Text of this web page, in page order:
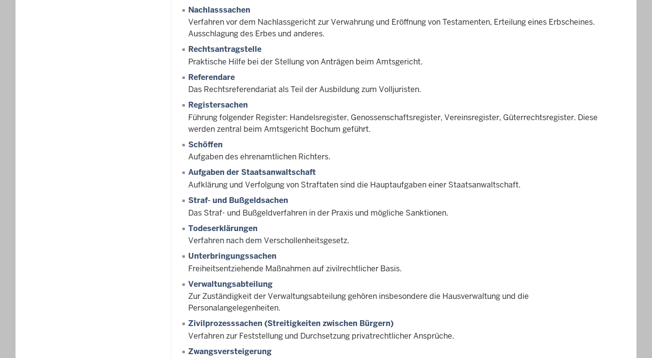
Nachlasssachen
Verfahren vor dem Nachlassgericht zur Verwahrung und Eröffnung von Testamenten, Erteilung eines Erbscheines.
Ausschlagung des Erbes und anderes.
Rechtsantragstelle
Praktische Hilfe bei der Stellung von Anträgen beim Amtsgericht.
Referendare
Das Rechtsreferendariat als Teil der Ausbildung zum Volljuristen.
Registersachen
Führung folgender Register: Handelsregister, Genossenschaftsregister, Vereinsregister, Güterrechtsregister. Diese
werden zentral beim Amtsgericht Bochum geführt.
Schöffen
Aufgaben des ehrenamtlichen Richters.
Aufgaben der Staatsanwaltschaft
Aufklärung und Verfolgung von Straftaten sind die Hauptaufgaben einer Staatsanwaltschaft.
Straf- und Bußgeldsachen
Das Straf- und Bußgeldverfahren in der Praxis und mögliche Sanktionen.
Todeserklärungen
Verfahren nach dem Verschollenheitsgesetz.
Unterbringungssachen
Freiheitsentziehende Maßnahmen auf zivilrechtlicher Basis.
Verwaltungsabteilung
Zur Zuständigkeit der Verwaltungsabteilung gehören insbesondere die Hausverwaltung und die
Personalangelegenheiten.
Zivilprozesssachen (Streitigkeiten zwischen Bürgern)
Verfahren zur Feststellung und Durchsetzung privatrechtlicher Ansprüche.
Zwangsversteigerung